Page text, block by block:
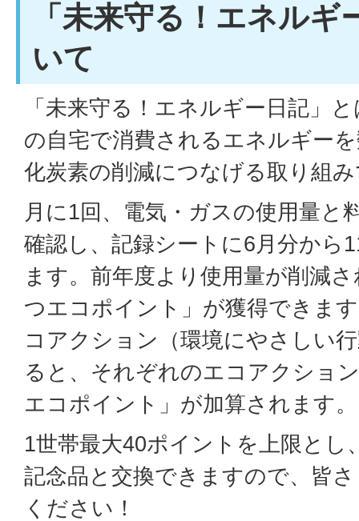
「未来守る！エネルギ
いて
「未来守る！エネルギー日記」
の自宅で消費されるエネルギー
化炭素の削減につなげる取り組
月に1回、電気・ガスの使用量と
確認し、記録シートに6月分から
ます。前年度より使用量が削減
つエコポイント」が獲得できま
コアクション（環境にやさしい
ると、それぞれのエコアクショ
エコポイント」が加算されます。
1世帯最大40ポイントを上限とし
記念品と交換できますので、皆
ください！